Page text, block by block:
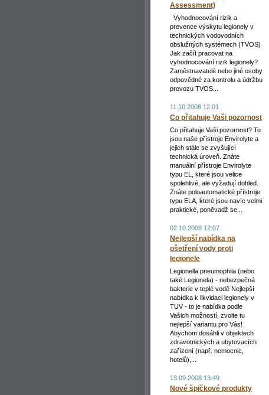
Assessment)
Vyhodnocování rizik a
prevence výskytu legionely v
technických vodovodních
obslužných systémech (TVOS)
Jak začít pracovat na
vyhodnocování rizik legionely?
Zaměstnavatelé nebo jiné osoby
odpovědné za kontrolu a údržbu
provozu TVOS...
11.10.2008 12:01
Co přitahuje Vaši pozornost
Co přitahuje Vaši pozornost? To
jsou naše přístroje Envirolyte a
jejich stále se zvyšující
technická úroveň. Znáte
manuální přístroje Envirolyte
typu EL, které jsou velice
spolehlivé, ale vyžadují dohled.
Znáte poloautomatické přístroje
typu ELA, které jsou navíc velmi
praktické, poněvadž se...
02.10.2008 12:07
Nejlepší nabídka na
ošetření vody proti
legionele
Legionella pneumophila (nebo
také Legionela) - nebezpečná
bakterie v teplé vodě Nejlepší
nabídka k likvidaci legionely v
TUV - to je nabídka podle
Vašich možností, zvolte tu
nejlepší variantu pro Vás!
Abychom dosáhli v objektech
zdravotnických a ubytovacích
zařízení (např. nemocnic,
hotelů),...
13.09.2008 13:49
Nové špičkové produkty